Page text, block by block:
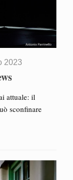
2023
attuale: il
sconfinare